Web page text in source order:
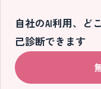
自社のAI利用、ど
己診断できます